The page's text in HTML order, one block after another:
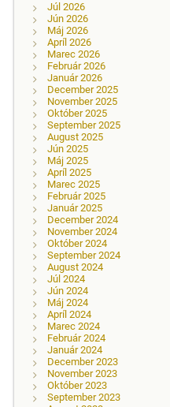
Júl 2026
Jún 2026
Máj 2026
Apríl 2026
Marec 2026
Február 2026
Január 2026
December 2025
November 2025
Október 2025
September 2025
August 2025
Jún 2025
Máj 2025
Apríl 2025
Marec 2025
Február 2025
Január 2025
December 2024
November 2024
Október 2024
September 2024
August 2024
Júl 2024
Jún 2024
Máj 2024
Apríl 2024
Marec 2024
Február 2024
Január 2024
December 2023
November 2023
Október 2023
September 2023